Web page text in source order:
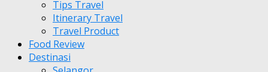
Tips Travel
Itinerary Travel
Travel Product
Food Review
Destinasi